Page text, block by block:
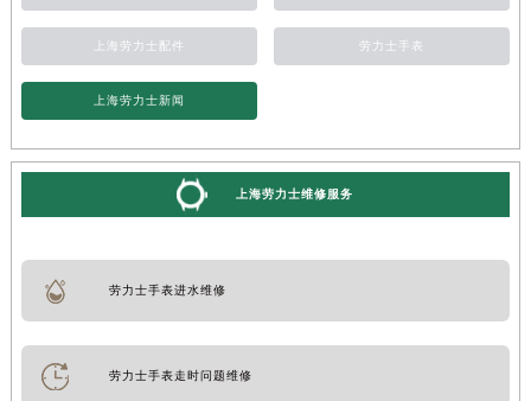
上海劳力士配件 劳力士手表
上海劳力士新闻
上海劳力士维修服务
劳力士手表进水维修
劳力士手表走时问题维修